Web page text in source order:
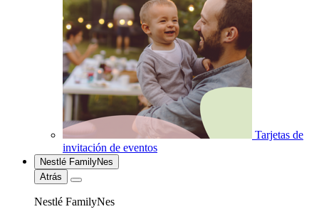
Tarjetas de
invitación de eventos
Nestlé FamilyNes
Atrás
Nestlé FamilyNes